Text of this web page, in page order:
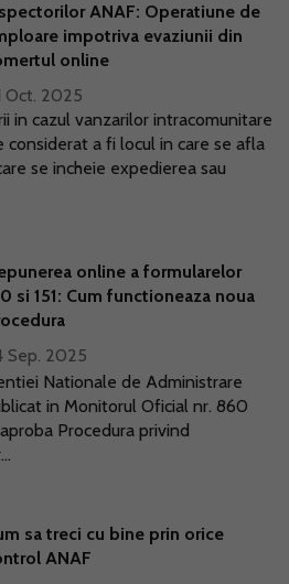
ANAF: Operatiune de
impotriva evaziunii din
online
Oct. 2025
in cazul vanzarilor intracomunitare
a fi locul in care se afla
se incheie expedierea sau
online a formularelor
si 151: Cum functioneaza noua
Sep. 2025
Nationale de Administrare
in Monitorul Oficial nr. 860
Procedura privind
sa treci cu bine prin orice
ANAF